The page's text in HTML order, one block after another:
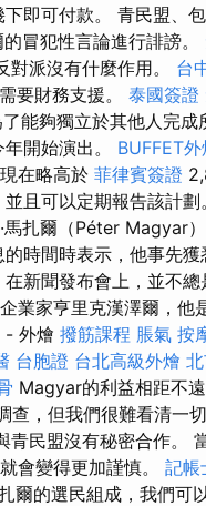
即可付款。 青民盟、
冒犯性言論進行誹謗。
派沒有什麼作用。 台
要財務支援。 泰國簽證
能夠獨立於其他人完成
開始演出。 BUFFET外
在略高於 菲律賓簽證
且可以定期報告該計
扎爾（Péter Magyar
時間時表示，他事先獲
新聞發布會上，並不總
業家亨里克漢澤爾，他
- 外燴 撥筋課程 脹氣 按
台胞證 台北高級外燴
Magyar的利益相距不
，但我們很難看清一切
民盟沒有秘密合作。
會變得更加謹慎。 記帳
爾的選民組成，我們可